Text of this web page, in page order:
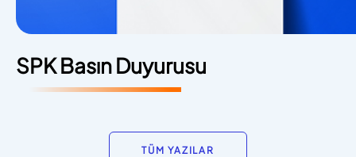
SPK Basın Duyurusu
TÜM YAZILAR